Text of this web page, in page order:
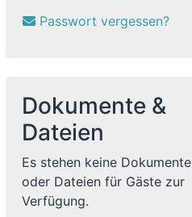
Passwort vergessen?
Dokumente &
Dateien
Es stehen keine Dokumente
oder Dateien für Gäste zur
Verfügung.